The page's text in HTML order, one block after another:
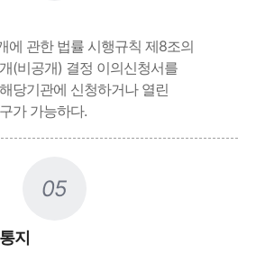
에 관한 법률 시행규칙 제8조의
(비공개) 결정 이의신청서를
당기관에 신청하거나 열린
가 가능하다.
05
지